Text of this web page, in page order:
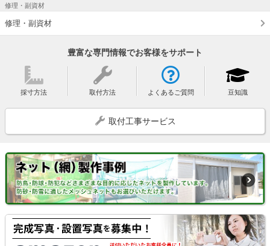
修理・副資材
修理・副資材
豊富な専門情報でお客様をサポート
採寸方法 取付方法 よくあるご質問 豆知識
取付工事サービス